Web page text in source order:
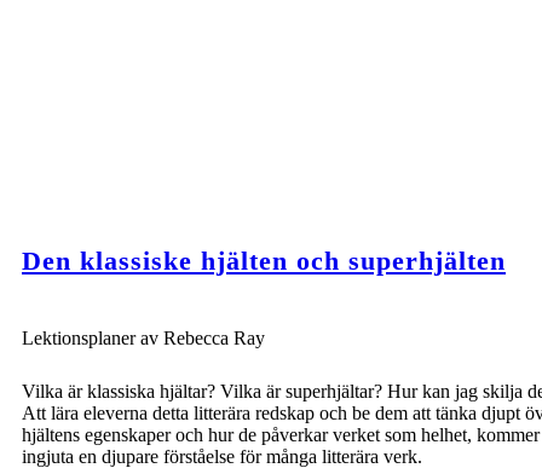
Den klassiske hjälten och superhjälten
Lektionsplaner av Rebecca Ray
Vilka är klassiska hjältar? Vilka är superhjältar? Hur kan jag skilja
Att lära eleverna detta litterära redskap och be dem att tänka djupt
hjältens egenskaper och hur de påverkar verket som helhet,
ingjuta en djupare förståelse för många litterära verk.